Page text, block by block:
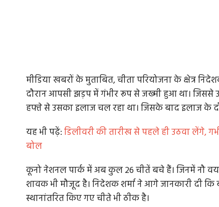
मीडिया खबरों के मुताबित, चीता परियोजना के क्षेत्र
दौरान आपसी झड़प में गंभीर रूप से जख्मी हुआ था। जिससे
हफ्ते से उसका इलाज चल रहा था। जिसके बाद इलाज के
यह भी पढ़ें:डिलीवरी की तारीख से पहले ही उठवा लेंगे,
बोल
कूनो नेशनल पार्क में अब कुल 26 चीतें बचे हैं। जिनमें नौ
शावक भी मौजूद है। निदेशक शर्मा ने आगे जानकारी दी कि
स्थानांतरित किए गए चीते भी ठीक है।